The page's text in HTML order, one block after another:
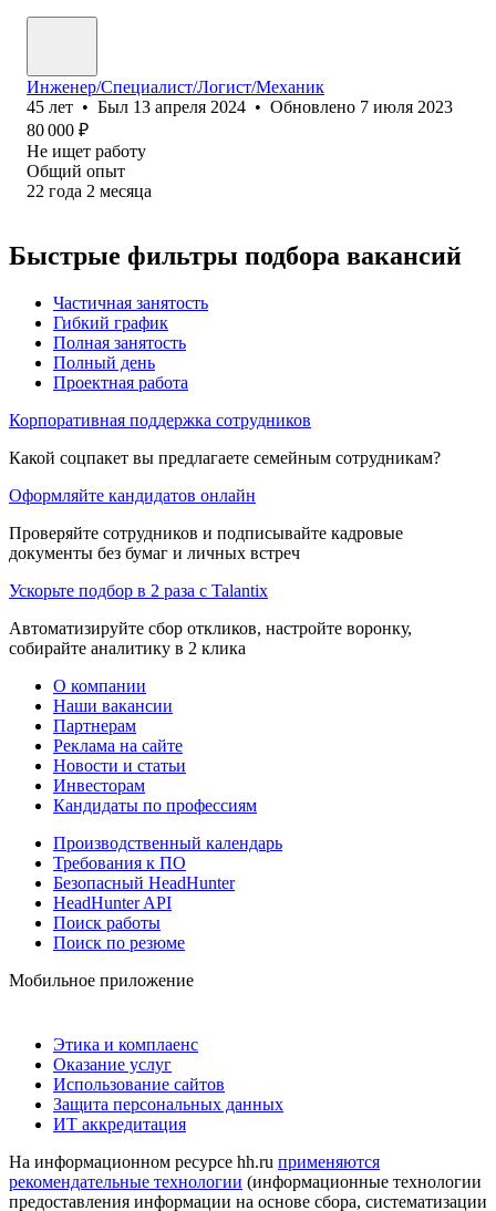
Инженер/Специалист/Логист/Механик
45 лет • Был 13 апреля 2024 • Обновлено 7 июля 2023
80 000 ₽
Не ищет работу
Общий опыт
22 года 2 месяца
Быстрые фильтры подбора вакансий
Частичная занятость
Гибкий график
Полная занятость
Полный день
Проектная работа
Корпоративная поддержка сотрудников
Какой соцпакет вы предлагаете семейным сотрудникам?
Оформляйте кандидатов онлайн
Проверяйте сотрудников и подписывайте кадровые
документы без бумаг и личных встреч
Ускорьте подбор в 2 раза с Talantix
Автоматизируйте сбор откликов, настройте воронку,
собирайте аналитику в 2 клика
О компании
Наши вакансии
Партнерам
Реклама на сайте
Новости и статьи
Инвесторам
Кандидаты по профессиям
Производственный календарь
Требования к ПО
Безопасный HeadHunter
HeadHunter API
Поиск работы
Поиск по резюме
Мобильное приложение
Этика и комплаенс
Оказание услуг
Использование сайтов
Защита персональных данных
ИТ аккредитация
На информационном ресурсе hh.ru применяются
рекомендательные технологии (информационные технологии
предоставления информации на основе сбора, систематизации